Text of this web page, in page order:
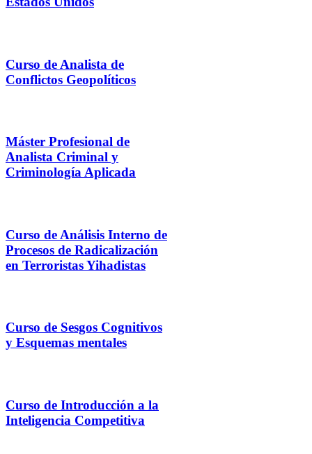
Curso de Analista de
Conflictos Geopolíticos
Máster Profesional de
Analista Criminal y
Criminología Aplicada
Curso de Análisis Interno de
Procesos de Radicalización
en Terroristas Yihadistas
Curso de Sesgos Cognitivos
y Esquemas mentales
Curso de Introducción a la
Inteligencia Competitiva